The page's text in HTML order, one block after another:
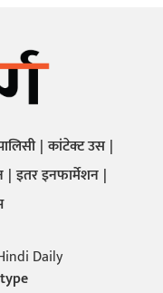
कांटेक्ट उस
इतर इनफार्मेशन
Daily